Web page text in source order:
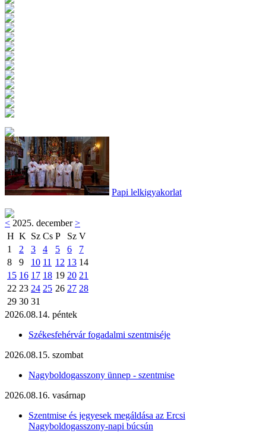
Papi lelkigyakorlat
< 2025. december>
H K Sz Cs P Sz V
1
2 3 4 5 6
7
8
9 10 11 12 13 14
15 16 17 18 19 20 21
22 23 24 25 26 27 28
29 30 31
2026.08.14. péntek
Székesfehérvár fogadalmi szentmiséje
2026.08.15. szombat
Nagyboldogasszony ünnep - szentmise
2026.08.16. vasárnap
Szentmise és jegyesek megáldása az Ercsi
Nagyboldogasszony-napi búcsún